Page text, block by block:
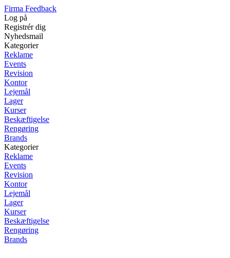
Firma Feedback
Log på
Registrér dig
Nyhedsmail
Kategorier
Reklame
Events
Revision
Kontor
Lejemål
Lager
Kurser
Beskæftigelse
Rengøring
Brands
Kategorier
Reklame
Events
Revision
Kontor
Lejemål
Lager
Kurser
Beskæftigelse
Rengøring
Brands